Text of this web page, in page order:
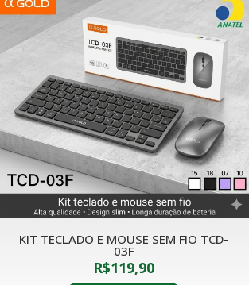
KIT TECLADO E MOUSE SEM FIO TCD-
03F
R$119,90